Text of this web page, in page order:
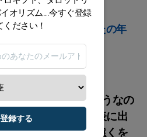
い
ってきました、あなたの年
ホロスコープです！
てた1か月になりそうなの
の言い訳や症状を表に出
。この月を超えて遠くを
オリズム...今すぐ登録
ください！
登録する